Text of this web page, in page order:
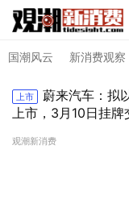
国潮风云 新消费观察
上市
蔚来汽车：拟
上市，3月10日挂牌
观潮新消费